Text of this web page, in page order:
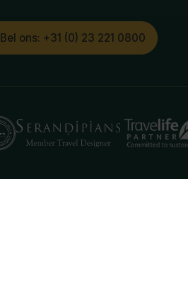
Bel ons: +31 (0) 23 221 0800